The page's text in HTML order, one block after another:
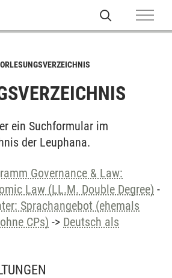
ein Suchformular im
der Leuphana.
Governance & Law:
Law (LL.M. Double Degree) -
Sprachangebot (ehemals
CPs) -> Deutsch als